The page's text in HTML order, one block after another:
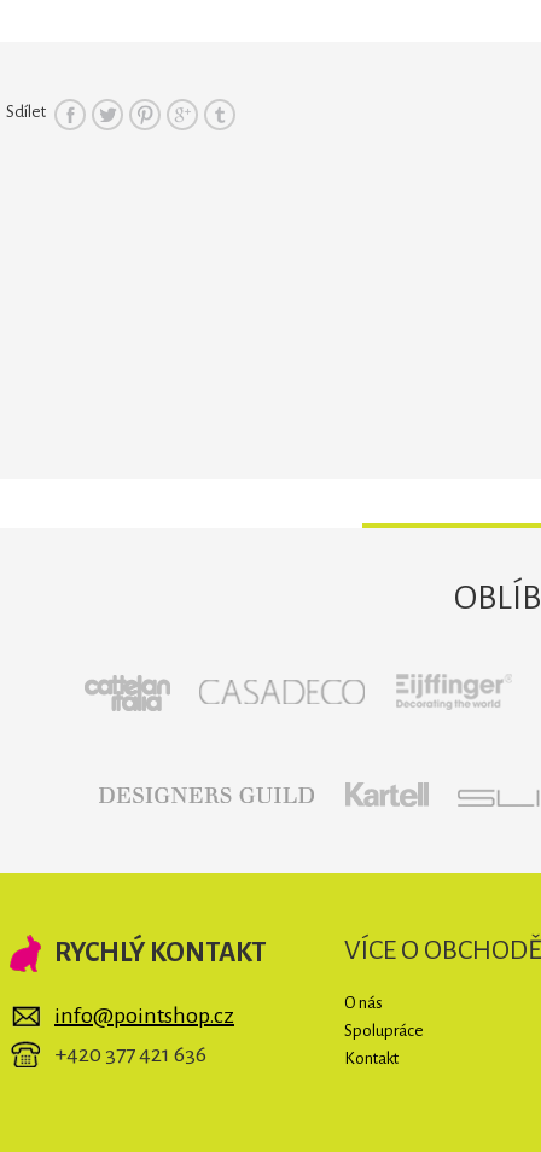
Sdílet
RYCHLÝ KONTAKT
info@pointshop.cz
+420 377 421 636
VÍCE O OBCHODĚ
O nás
Spolupráce
Kontakt